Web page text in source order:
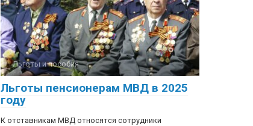
Льготы и пособия
Льготы пенсионерам МВД в 2025
году
К отставникам МВД относятся сотрудники